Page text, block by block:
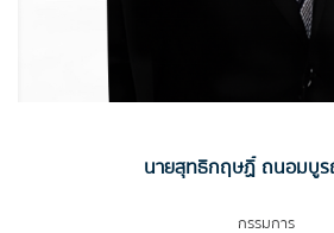
นายสุทธิกฤษฏิ์ ถนอมบู
กรรมการ